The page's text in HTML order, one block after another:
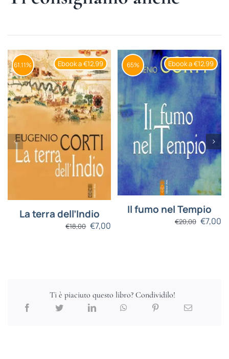
Ebook a €12,99
61.11%
La terra dell’Indio
€18,00 €7,00
Ebook a €12,99
65%
Il fumo nel Tempio
€20,00 €7,00
Ti è piaciuto questo libro? Condividilo!